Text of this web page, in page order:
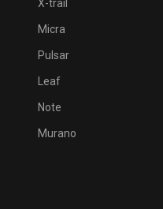
X-trail
Micra
Pulsar
Leaf
Note
Murano